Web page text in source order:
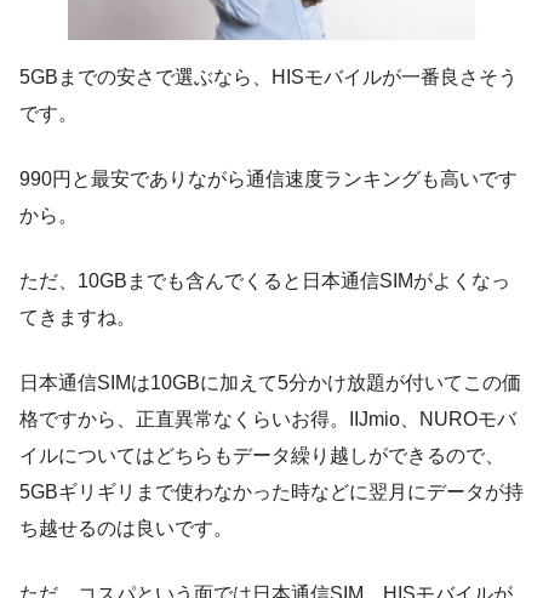
5GBまでの安さで選ぶなら、HISモバイルが一番良さそう
です。
990円と最安でありながら通信速度ランキングも高いです
から。
ただ、10GBまでも含んでくると日本通信SIMがよくなっ
てきますね。
日本通信SIMは10GBに加えて5分かけ放題が付いてこの価
格ですから、正直異常なくらいお得。IIJmio、NUROモバ
イルについてはどちらもデータ繰り越しができるので、
5GBギリギリまで使わなかった時などに翌月にデータが持
ち越せるのは良いです。
ただ、コスパという面では日本通信SIM、HISモバイルが